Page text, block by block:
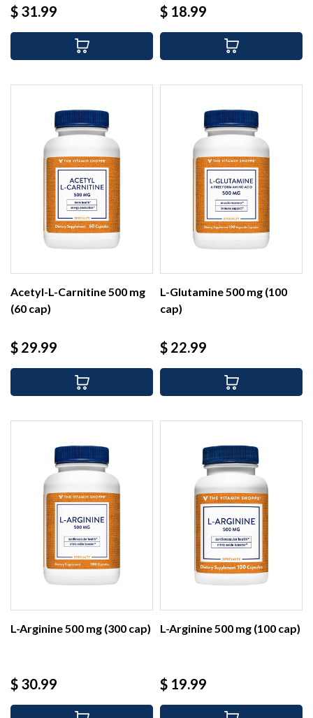
Precio
$ 31.99 Precio
$ 18.99
Acetyl-L-Carnitine 500 mg
(60 cap)
Precio
$ 29.99
L-Glutamine 500 mg (100
cap)
Precio
$ 22.99
L-Arginine 500 mg (300 cap)
Precio
$ 30.99
L-Arginine 500 mg (100 cap)
Precio
$ 19.99